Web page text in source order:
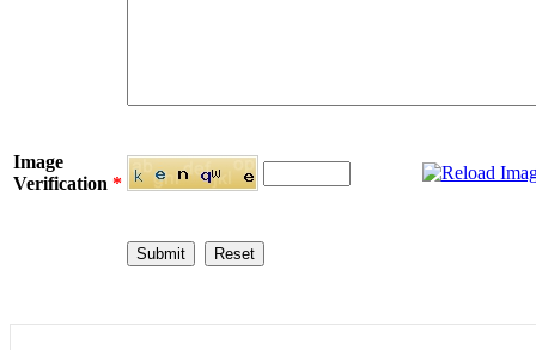
Image
Verification *